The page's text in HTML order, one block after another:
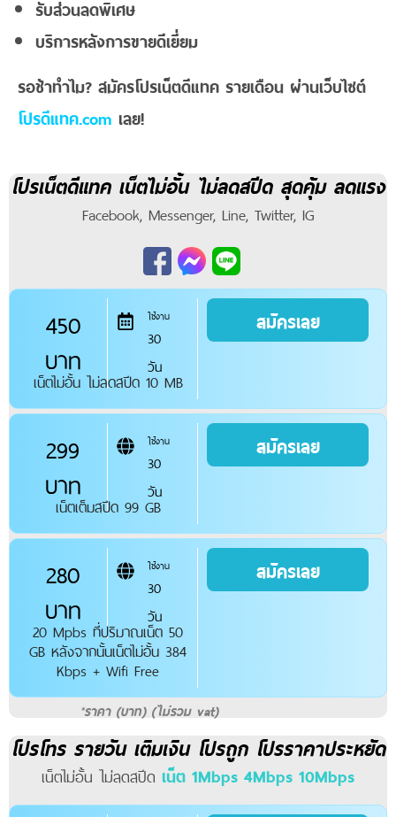
รับส่วนลดพิเศษ
บริการหลังการขายดีเยี่ยม
รอช้าทำไม? สมัครโปรเน็ตดีแทค รายเดือน ผ่านเว็บไซต์
โปรดีแทค.com เลย!
โปรเน็ตดีแทค เน็ตไม่อั้น ไม่ลดสปีด สุดคุ้ม ลดแรง
Facebook, Messenger, Line, Twitter, IG
450
บาท
ใช้งาน
30
วัน
เน็ตไม่อั้น ไม่ลดสปีด 10 MB
สมัครเลย
299
บาท
ใช้งาน
30
วัน
เน็ตเต็มสปีด 99 GB
สมัครเลย
280
บาท
ใช้งาน
30
วัน
20 Mpbs ที่ปริมาณเน็ต 50
GB หลังจากนั้นเน็ตไม่อั้น 384
Kbps + Wifi Free
สมัครเลย
*ราคา (บาท) (ไม่รวม vat)
โปรโทร รายวัน เติมเงิน โปรถูก โปรราคาประหยัด
เน็ตไม่อั้น ไม่ลดสปีด เน็ต 1Mbps 4Mbps 10Mbps